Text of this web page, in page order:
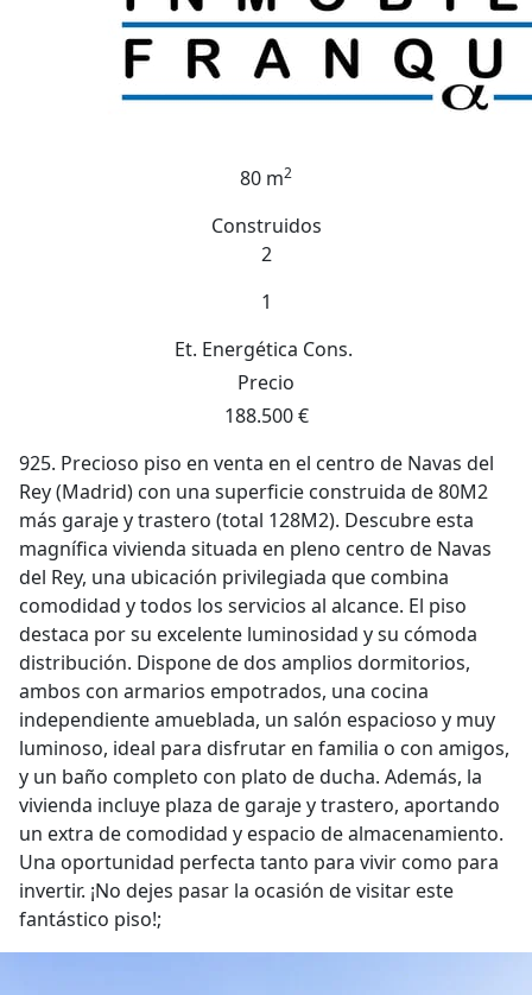
80 m2
Construidos
2
1
Et. Energética Cons.
Precio
188.500 €
925. Precioso piso en venta en el centro de Navas del
Rey (Madrid) con una superficie construida de 80M2
más garaje y trastero (total 128M2). Descubre esta
magnífica vivienda situada en pleno centro de Navas
del Rey, una ubicación privilegiada que combina
comodidad y todos los servicios al alcance. El piso
destaca por su excelente luminosidad y su cómoda
distribución. Dispone de dos amplios dormitorios,
ambos con armarios empotrados, una cocina
independiente amueblada, un salón espacioso y muy
luminoso, ideal para disfrutar en familia o con amigos,
y un baño completo con plato de ducha. Además, la
vivienda incluye plaza de garaje y trastero, aportando
un extra de comodidad y espacio de almacenamiento.
Una oportunidad perfecta tanto para vivir como para
invertir. ¡No dejes pasar la ocasión de visitar este
fantástico piso!;